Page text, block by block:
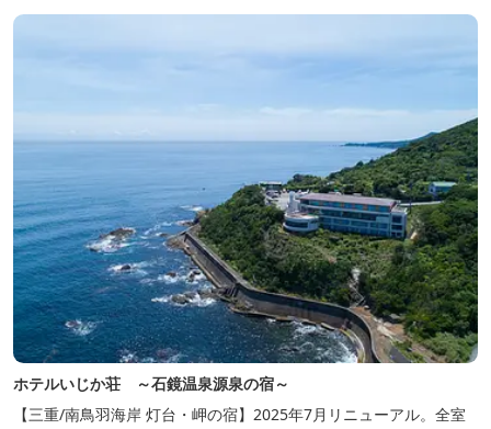
ホテルいじか荘 ～石鏡温泉源泉の宿～
【三重/南鳥羽海岸 灯台・岬の宿】2025年7月リニューアル。全室